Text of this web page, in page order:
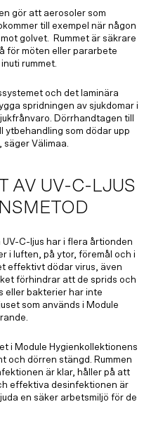
gör att aerosoler som
till exempel när någon
golvet. Rummet är säkrare
för möten eller pararbete
rummet.
och det laminära
spridningen av sjukdomar i
Dörrhandtagen till
ytbehandling som dödar upp
säger Välimaa.
AV UV-C-LJUS
C-ljus har i flera årtionden
i luften, på ytor, föremål och i
effektivt dödar virus, även
förhindrar att de sprids och
eller bakterier har inte
som används i Module
i Module Hygienkollektionens
och dörren stängd. Rummen
är klar, håller på att
effektiva desinfektionen är
en säker arbetsmiljö för de